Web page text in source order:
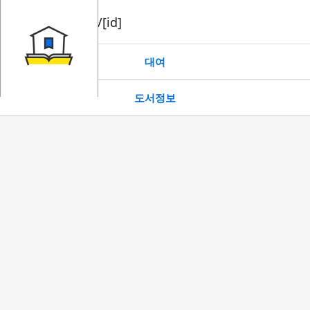
book/rent/[id]
대여
도서정보